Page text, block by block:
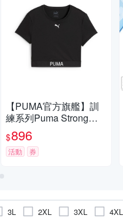
【PUMA官方旗艦】訓
練系列Puma Strong短
版短袖T恤 女性 526805
01
$896
活動 券
3L 2XL 3XL 4XL